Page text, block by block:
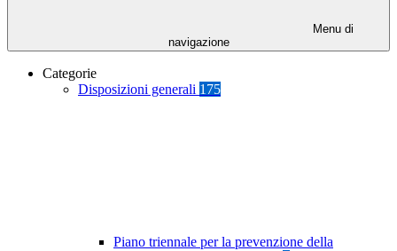
Menu di
navigazione
Categorie
Disposizioni generali 175
Piano triennale per la prevenzione della